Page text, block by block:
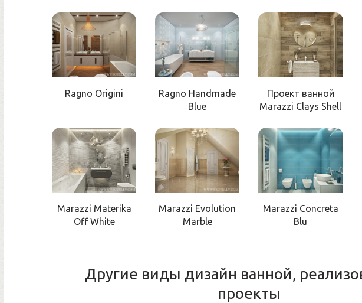
Ragno Origini
Ragno Handmade
Blue
Проект ванной
Marazzi Clays Shell
Marazzi Materika
Off White
Marazzi Evolution
Marble
Marazzi Concreta
Blu
Другие виды дизайн ванной,
проекты